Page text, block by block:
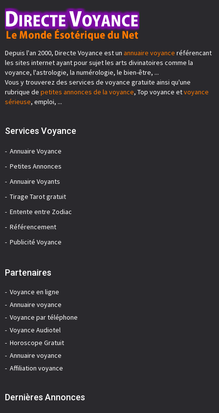
Depuis l'an 2000, Directe Voyance est un annuaire voyance référencant
les sites internet ayant pour sujet les arts divinatoires comme la
voyance, l'astrologie, la numérologie, le bien-être, ...
Vous y trouverez des services de voyance gratuite ainsi qu'une
rubrique de petites annonces de la voyance, Top voyance etvoyance
sérieuse, emploi, ...
Services Voyance
Annuaire Voyance
Petites Annonces
Annuaire Voyants
Tirage Tarot gratuit
Entente entre Zodiac
Référencement
Publicité Voyance
Partenaires
Voyance en ligne
Annuaire voyance
Voyance par téléphone
Voyance Audiotel
Horoscope Gratuit
Annuaire voyance
Affiliation voyance
Dernières Annonces